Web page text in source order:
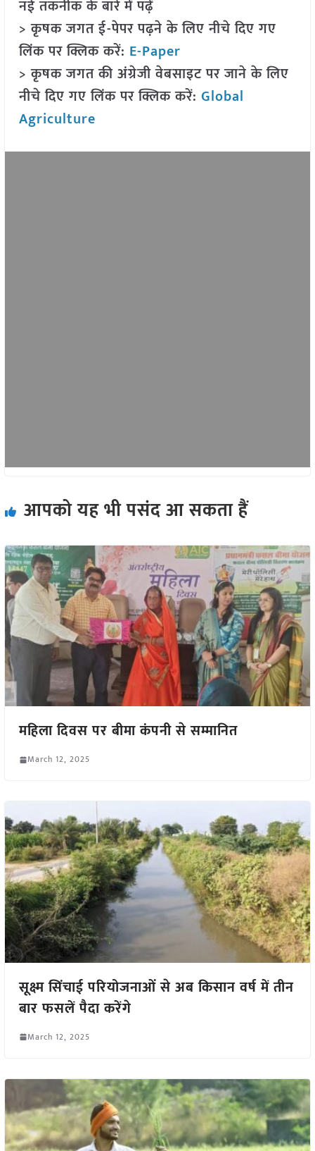
नई तकनीक के बारे में पढ़ें
> कृषक जगत ई-पेपर पढ़ने के लिए नीचे दिए गए
लिंक पर क्लिक करें: E-Paper
> कृषक जगत की अंग्रेजी वेबसाइट पर जाने के लिए
नीचे दिए गए लिंक पर क्लिक करें: Global
Agriculture
आपको यह भी पसंद आ सकता हैं
महिला दिवस पर बीमा कंपनी से सम्मानित
March 12, 2025
सूक्ष्म सिंचाई परियोजनाओं से अब किसान वर्ष में तीन
बार फसलें पैदा करेंगे
March 12, 2025